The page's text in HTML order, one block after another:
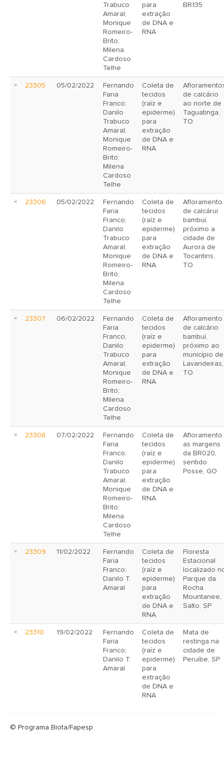
Trabuco
Amaral;
Monique
Romeiro-
Brito;
Milena
Cardoso
Telhe
para
extração
de DNA e
RNA
BR135
23305 05/02/2022
Fernando
Faria
Franco;
Danilo
Trabuco
Amaral;
Monique
Romeiro-
Brito;
Milena
Cardoso
Telhe
Coleta de
tecidos
(raíz e
epiderme)
para
extração
de DNA e
RNA
de calcário
ao norte de
Taguatinga,
TO
23306 05/02/2022
Fernando
Faria
Franco;
Danilo
Trabuco
Amaral;
Monique
Romeiro-
Brito;
Milena
Cardoso
Telhe
Coleta de
tecidos
(raíz e
epiderme)
para
extração
de DNA e
RNA
Afloramento
de calcárui
bambuí,
próximo a
cidade de
Aurora de
Tocantins,
TO
23307 06/02/2022
Fernando
Faria
Franco;
Danilo
Trabuco
Amaral;
Monique
Romeiro-
Brito;
Milena
Cardoso
Telhe
Coleta de
tecidos
(raíz e
epiderme)
para
extração
de DNA e
RNA
Afloramento
de calcário
bambuí,
próximo ao
município de
Lavandeiras,
TO
23308 07/02/2022
Fernando
Faria
Franco;
Danilo
Trabuco
Amaral;
Monique
Romeiro-
Brito;
Milena
Cardoso
Telhe
Coleta de
tecidos
(raíz e
epiderme)
para
extração
de DNA e
RNA
Afloramento
as margens
da BR020,
sentido
Posse, GO
23309 11/02/2022
Fernando
Faria
Franco;
Danilo T.
Amaral
Coleta de
tecidos
(raíz e
epiderme)
para
extração
de DNA e
RNA
Floresta
Estacional
localizado
Parque da
Rocha
Mountanee,
Salto, SP
23310 19/02/2022
Fernando
Faria
Franco;
Danilo T.
Amaral
Coleta de
tecidos
(raíz e
epiderme)
para
extração
de DNA e
RNA
Mata de
restinga na
cidade de
Peruíbe, SP
© Programa Biota/Fapesp